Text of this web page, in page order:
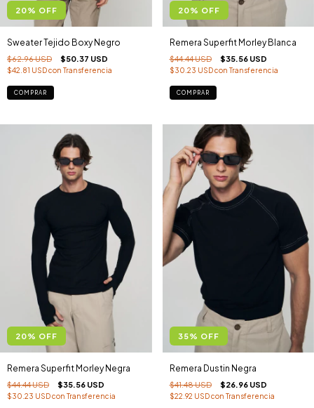
20% OFF
Sweater Tejido Boxy Negro
$62.96 USD $50.37 USD
$42.81 USDcon Transferencia
COMPRAR
20% OFF
Remera Superfit Morley Blanca
$44.44 USD $35.56 USD
$30.23 USDcon Transferencia
COMPRAR
20% OFF
Remera Superfit Morley Negra
$44.44 USD $35.56 USD
$30.23 USDcon Transferencia
35% OFF
Remera Dustin Negra
$41.48 USD $26.96 USD
$22.92 USDcon Transferencia